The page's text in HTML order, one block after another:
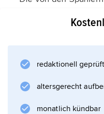
historische Gebäude
Spanischer
selbst
redaktionell
altersgerecht
monatlich kündbar